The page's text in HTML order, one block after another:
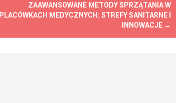
ZAAWANSOWANE METODY SPRZĄTANIA W
PLACÓWKACH MEDYCZNYCH: STREFY SANITARNE I
INNOWACJE →